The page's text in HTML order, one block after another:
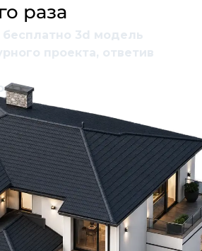
раза
бесплатно 3d модель
проекта, ответив